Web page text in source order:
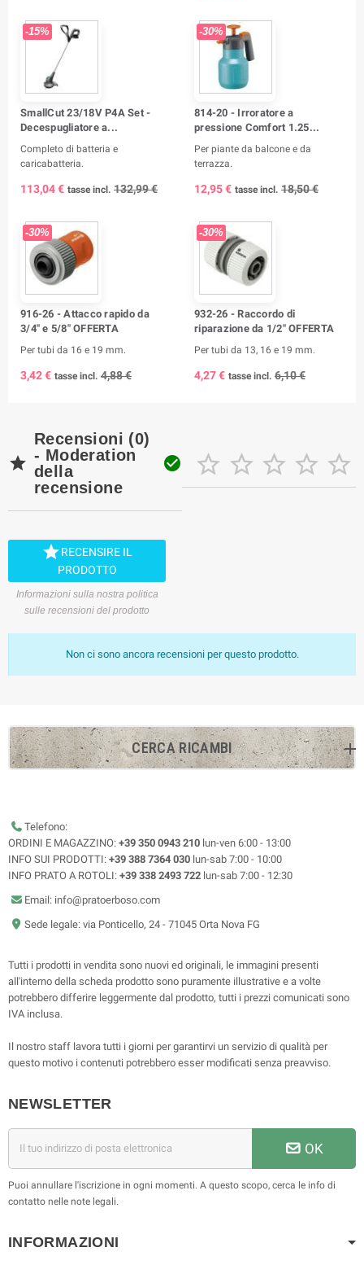
-15%
SmallCut 23/18V P4A Set -
Decespugliatore a...
Completo di batteria e
caricabatteria.
113,04 € tasse incl. 132,99 €
-30%
814-20 - Irroratore a
pressione Comfort 1.25...
Per piante da balcone e da
terrazza.
12,95 € tasse incl. 18,50 €
-30%
916-26 - Attacco rapido da
3/4" e 5/8" OFFERTA
Per tubi da 16 e 19 mm.
3,42 € tasse incl. 4,88 €
-30%
932-26 - Raccordo di
riparazione da 1/2" OFFERTA
Per tubi da 13, 16 e 19 mm.
4,27 € tasse incl. 6,10 €

Recensioni (0)
- Moderation
della
recensione
     
RECENSIRE IL
PRODOTTO
Informazioni sulla nostra politica
sulle recensioni del prodotto
Non ci sono ancora recensioni per questo prodotto.
CERCA RICAMBI
Telefono:
ORDINI E MAGAZZINO: +39 350 0943 210 lun-ven 6:00 - 13:00
INFO SUI PRODOTTI: +39 388 7364 030 lun-sab 7:00 - 10:00
INFO PRATO A ROTOLI: +39 338 2493 722 lun-sab 7:00 - 12:30
Email: info@pratoerboso.com
Sede legale: via Ponticello, 24 - 71045 Orta Nova FG
Tutti i prodotti in vendita sono nuovi ed originali, le immagini presenti
all'interno della scheda prodotto sono puramente illustrative e a volte
potrebbero differire leggermente dal prodotto, tutti i prezzi comunicati sono
IVA inclusa.
Il nostro staff lavora tutti i giorni per garantirvi un servizio di qualità per
questo motivo i contenuti potrebbero esser modificati senza preavviso.
NEWSLETTER
OK
Puoi annullare l'iscrizione in ogni momenti. A questo scopo, cerca le info di
contatto nelle note legali.
INFORMAZIONI